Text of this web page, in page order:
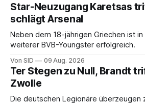
Star-Neuzugang Karetsas
schlägt Arsenal
Neben dem 18-jährigen Griechen ist in
weiterer BVB-Youngster erfolgreich.
Von SID 09 Aug. 2026
Ter Stegen zu Null, Brandt
Zwolle
Die deutschen Legionäre überzeugen